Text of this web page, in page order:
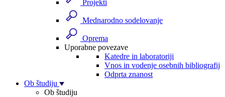
Projekti
Mednarodno sodelovanje
Oprema
Uporabne povezave
Katedre in laboratoriji
Vnos in vodenje osebnih bibliografij
Odprta znanost
Ob študiju
Ob študiju